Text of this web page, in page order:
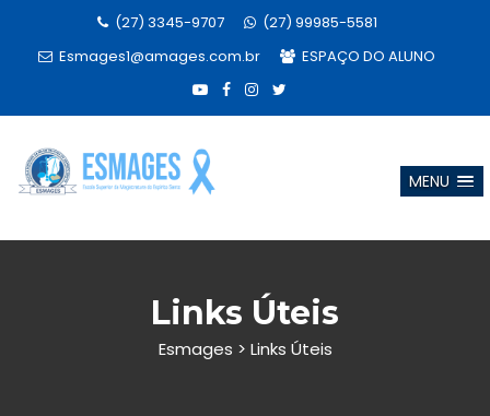
(27) 3345-9707
(27) 99985-5581
Esmages1@amages.com.br
ESPAÇO DO ALUNO
MENU
Links Úteis
Esmages > Links Úteis